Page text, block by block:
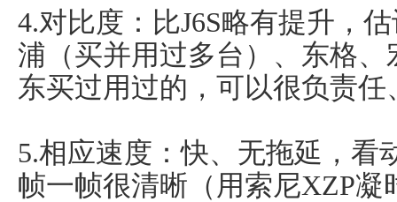
4.对比度：比J6S略有提升，
浦（买并用过多台）、东格
东买过用过的，可以很负责
5.相应速度：快、无拖延，看
帧一帧很清晰（用索尼XZP凝